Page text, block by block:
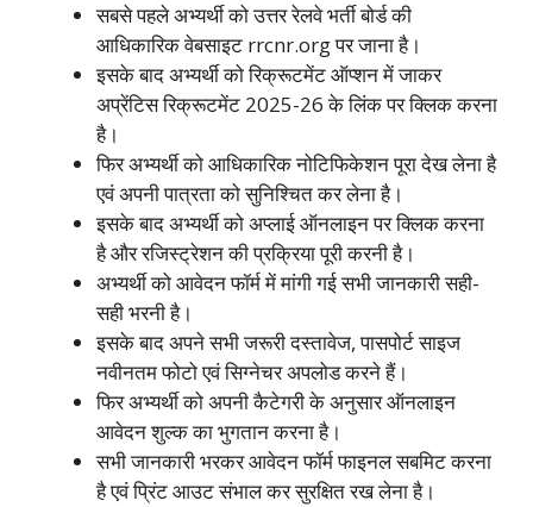
सबसे पहले अभ्यर्थी को उत्तर रेलवे भर्ती बोर्ड की
आधिकारिक वेबसाइट rrcnr.org पर जाना है।
इसके बाद अभ्यर्थी को रिक्रूटमेंट ऑप्शन में जाकर
अप्रेंटिस रिक्रूटमेंट 2025-26 के लिंक पर क्लिक करना
है।
फिर अभ्यर्थी को आधिकारिक नोटिफिकेशन पूरा देख लेना है
एवं अपनी पात्रता को सुनिश्चित कर लेना है।
इसके बाद अभ्यर्थी को अप्लाई ऑनलाइन पर क्लिक करना
है और रजिस्ट्रेशन की प्रक्रिया पूरी करनी है।
अभ्यर्थी को आवेदन फॉर्म में मांगी गई सभी जानकारी सही-
सही भरनी है।
इसके बाद अपने सभी जरूरी दस्तावेज, पासपोर्ट साइज
नवीनतम फोटो एवं सिग्नेचर अपलोड करने हैं।
फिर अभ्यर्थी को अपनी कैटेगरी के अनुसार ऑनलाइन
आवेदन शुल्क का भुगतान करना है।
सभी जानकारी भरकर आवेदन फॉर्म फाइनल सबमिट करना
है एवं प्रिंट आउट संभाल कर सुरक्षित रख लेना है।